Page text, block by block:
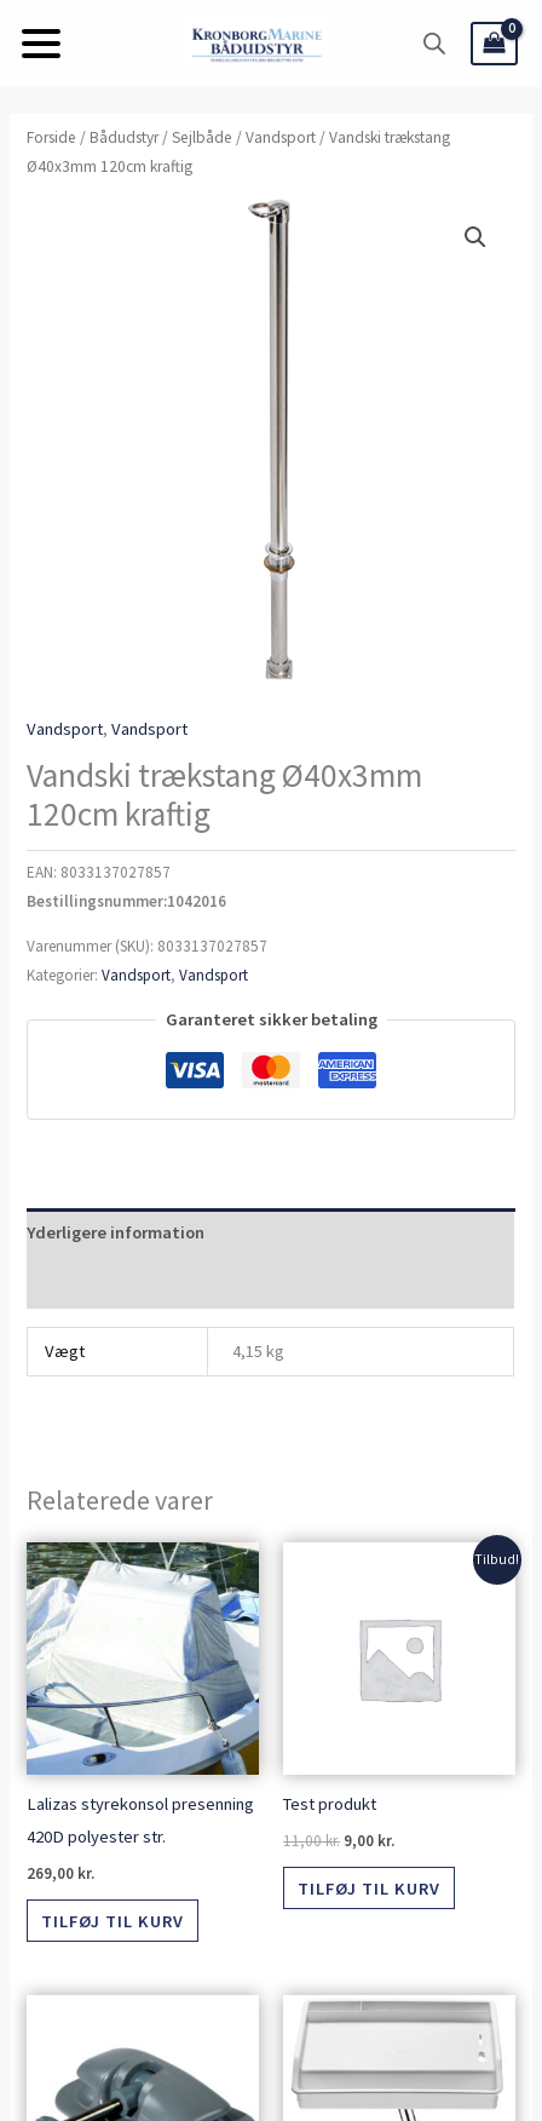
Forside / Bådudstyr/Sejlbåde /Vandsport / Vandski trækstang
Ø40x3mm 120cm kraftig
Vandsport,Vandsport
Vandski trækstang Ø40x3mm
120cm kraftig
EAN: 8033137027857
Bestillingsnummer:1042016
Varenummer (SKU): 8033137027857
Kategorier:Vandsport,Vandsport
Garanteret sikker betaling
Yderligere information
Vægt 4,15 kg
Relaterede varer
Lalizas styrekonsol presenning
420D polyester str.
269,00 kr.
TILFØJ TIL KURV
Tilbud!
Test produkt
11,00kr.
11,00 kr..
9,00 kr.
9,00 kr..
TILFØJ TIL KURV